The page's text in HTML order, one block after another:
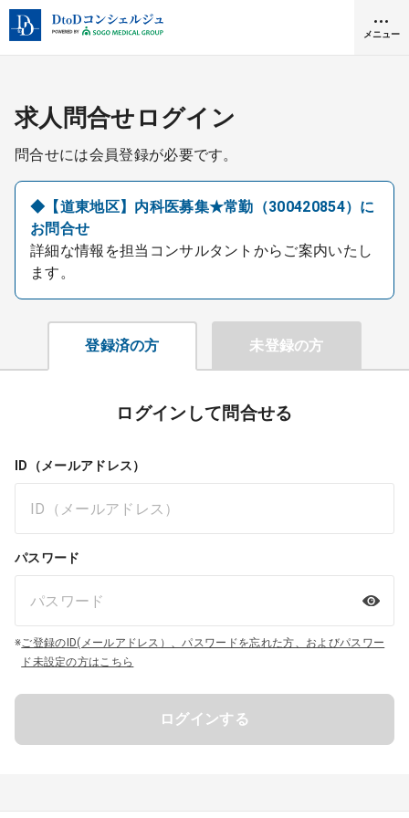
メニュー
クリニック開業
DtoDとは
お問合せ
医院の譲渡・売却をお考えの方
採用をお考えの医療機関の方
求人問合せログイン
問合せには会員登録が必要です。
◆【道東地区】内科医募集★常勤（300420854）に
お問合せ
詳細な情報を担当コンサルタントからご案内いたし
ます。
登録済の方 未登録の方
ログインして問合せる
ID（メールアドレス）
パスワード
※ご登録のID(メールアドレス）、パスワードを忘れた方、およびパスワー
ド未設定の方はこちら
ログインする